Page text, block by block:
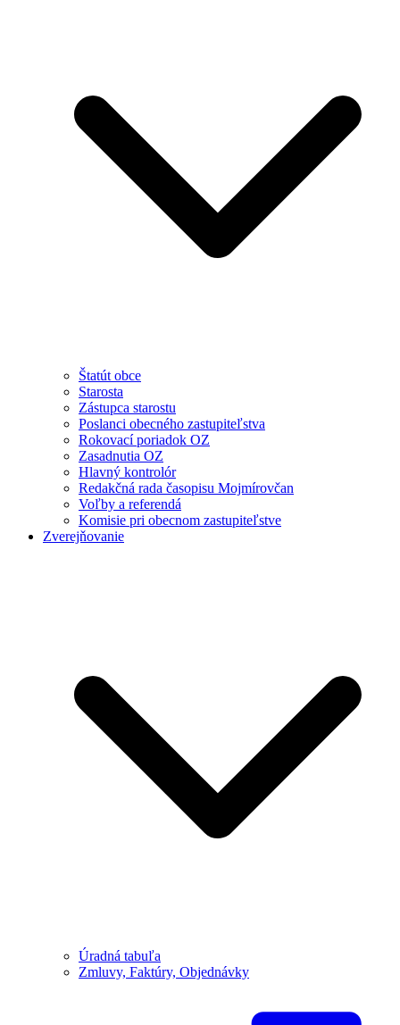
Štatút obce
Starosta
Zástupca starostu
Poslanci obecného zastupiteľstva
Rokovací poriadok OZ
Zasadnutia OZ
Hlavný kontrolór
Redakčná rada časopisu Mojmírovčan
Voľby a referendá
Komisie pri obecnom zastupiteľstve
Zverejňovanie
Úradná tabuľa
Zmluvy, Faktúry, Objednávky